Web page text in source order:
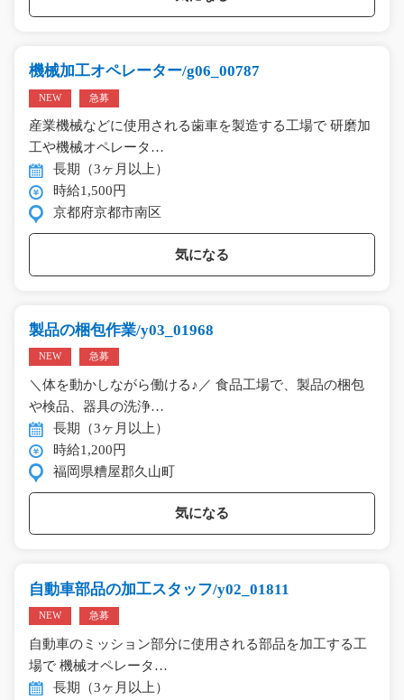
機械加工オペレーター/g06_00787
NEW 急募
産業機械などに使用される歯車を製造する工場で 研磨加
工や機械オペレータ…
長期（3ヶ月以上）
時給1,500円
京都府京都市南区
気になる
製品の梱包作業/y03_01968
NEW 急募
＼体を動かしながら働ける♪／ 食品工場で、製品の梱包
や検品、器具の洗浄…
長期（3ヶ月以上）
時給1,200円
福岡県糟屋郡久山町
気になる
自動車部品の加工スタッフ/y02_01811
NEW 急募
自動車のミッション部分に使用される部品を加工する工
場で 機械オペレータ…
長期（3ヶ月以上）